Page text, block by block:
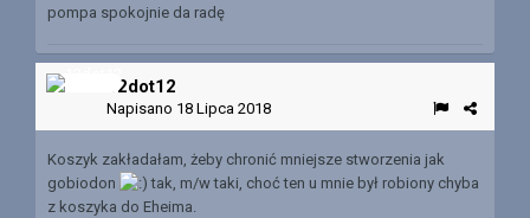
pompa spokojnie da radę
12dot12
Napisano 18 Lipca 2018
Koszyk zakładałam, żeby chronić mniejsze stworzenia jak
gobiodon
tak, m/w taki, choć ten u mnie był robiony chyba
z koszyka do Eheima.